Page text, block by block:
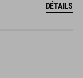
DÉTAILS